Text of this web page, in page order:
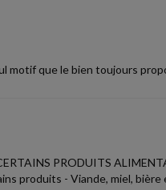
motif que le bien toujours
PRODUITS
produits - Viande, miel, bière